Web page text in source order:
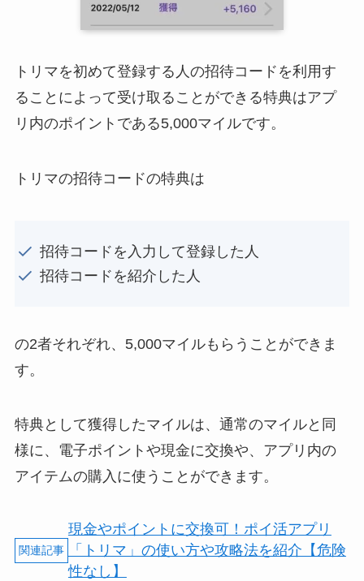
トリマを初めて登録する人の招待コードを利用す
ることによって受け取ることができる特典はアプ
リ内のポイントである5,000マイルです。
トリマの招待コードの特典は
招待コードを入力して登録した人
招待コードを紹介した人
の2者それぞれ、5,000マイルもらうことができま
す。
特典として獲得したマイルは、通常のマイルと同
様に、電子ポイントや現金に交換や、アプリ内の
アイテムの購入に使うことができます。
現金やポイントに交換可！ポイ活アプリ
「トリマ」の使い方や攻略法を紹介【危険
性なし】